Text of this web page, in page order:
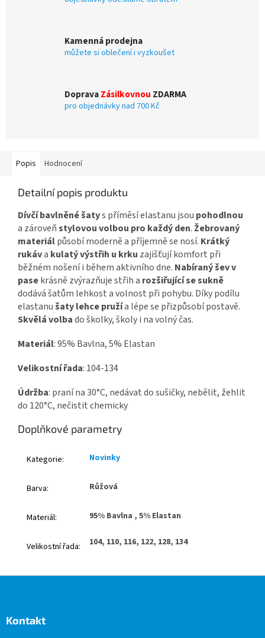
Kamenná prodejna
můžete si oblečení i vyzkoušet
DopravaZásilkovnou ZDARMA
pro objednávky nad 700 Kč
Popis Hodnocení
Detailní popis produktu
Dívčí bavlněné šatys příměsí elastanu jsou pohodlnou
a zároveňstylovou volbou pro každý den. Žebrovaný
materiálpůsobí moderně a příjemně se nosí. Krátký
rukáva kulatý výstřih u krku zajišťují komfort při
běžném nošení i během aktivního dne. Nabíraný šev v
pasekrásně zvýrazňuje střih a rozšiřující se sukně
dodává šatům lehkost a volnost při pohybu. Díky podílu
elastanušaty lehce pružía lépe se přizpůsobí postavě.
Skvělá volbado školky, školy i na volný čas.
Materiál: 95% Bavlna, 5% Elastan
Velikostní řada: 104-134
Údržba: praní na 30°C, nedávat do sušičky, nebělit, žehlit
do 120°C, nečistit chemicky
Doplňkové parametry
Kategorie: Novinky
Barva: Růžová
Materiál: 95% Bavlna , 5% Elastan
Velikostní řada: 104, 110, 116, 122, 128, 134
Kontakt